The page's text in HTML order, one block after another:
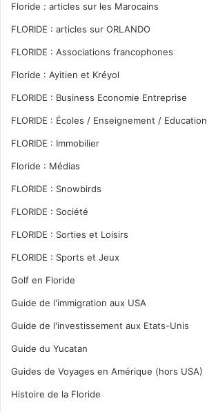
Floride : articles sur les Marocains
FLORIDE : articles sur ORLANDO
FLORIDE : Associations francophones
Floride : Ayitien et Kréyol
FLORIDE : Business Economie Entreprise
FLORIDE : Écoles / Enseignement / Education
FLORIDE : Immobilier
Floride : Médias
FLORIDE : Snowbirds
FLORIDE : Société
FLORIDE : Sorties et Loisirs
FLORIDE : Sports et Jeux
Golf en Floride
Guide de l'immigration aux USA
Guide de l'investissement aux Etats-Unis
Guide du Yucatan
Guides de Voyages en Amérique (hors USA)
Histoire de la Floride